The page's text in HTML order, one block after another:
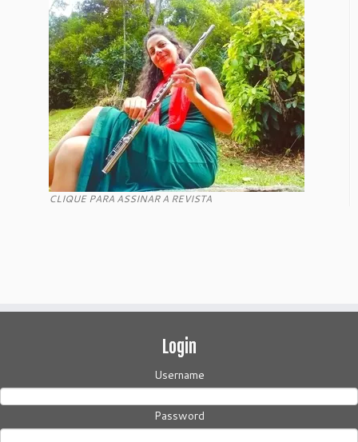
CLIQUE PARA ASSINAR A REVISTA
Login
Username
Password